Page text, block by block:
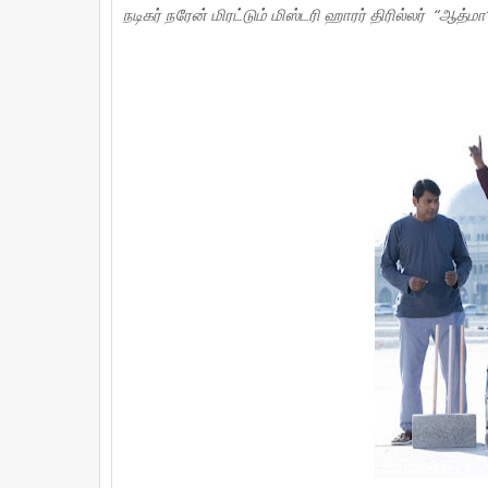
நடிகர் நரேன் மிரட்டும் மிஸ்டரி ஹாரர் திரில்லர்